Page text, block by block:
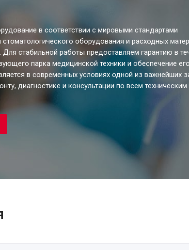
в соответствии с мировыми стандартами
оборудования и расходных
стабильной работы предоставляем гарантию в
парка медицинской техники и обеспечение его
в современных условиях одной из важнейших
диагностике и консультации по всем техническим